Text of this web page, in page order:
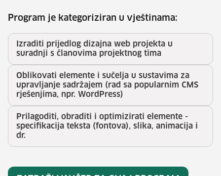
Program je kategoriziran u vještinama:
Izraditi prijedlog dizajna web projekta u
suradnji s članovima projektnog tima
Oblikovati elemente i sučelja u sustavima za
upravljanje sadržajem (rad sa popularnim CMS
rješenjima, npr. WordPress)
Prilagoditi, obraditi i optimizirati elemente -
specifikacija teksta (fontova), slika, animacija i
dr.